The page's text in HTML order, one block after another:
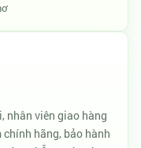
nhân viên giao hàng
hãng, bảo hành